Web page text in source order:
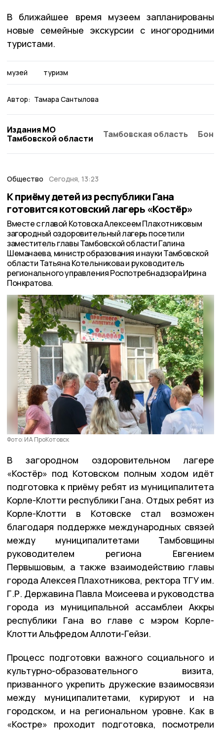
В ближайшее время музеем запланированы
новые семейные экскурсии с иногородними
туристами.
музей туризм
Автор: Тамара Сантылова
Издания МО
Тамбовской области
Тамбовская область
Общество Сегодня, 13:23
К приёму детей из республики Гана
готовится котовский лагерь «Костёр»
Вместе с главой Котовска Алексеем Плахотниковым
загородный оздоровительный лагерь посетили
заместитель главы Тамбовской области Галина
Шеманаева, министр образования и науки Тамбовской
области Татьяна Котельникова и руководитель
регионального управления Роспотребнадзора Ирина
Понкратова.
Фото: ИА ПроКотовск
В загородном оздоровительном лагере
«Костёр» под Котовском полным ходом идёт
подготовка к приёму ребят из муниципалитета
Корле-Клотти республики Гана. Отдых ребят из
Корле-Клотти в Котовске стал возможен
благодаря поддержке международных связей
между муниципалитетами Тамбовщины
руководителем региона Евгением
Первышовым, а также взаимодействию главы
города Алексея Плахотникова, ректора ТГУ им.
Г.Р. Державина Павла Моисеева и руководства
города из муниципальной ассамблеи Аккры
республики Гана во главе с мэром Корле-
Клотти Альфредом Аллоти-Гейзи.
Процесс подготовки важного социального и
культурно-образовательного визита,
призванного укрепить дружеские взаимосвязи
между муниципалитетами, курируют и на
городском, и на региональном уровне. Как в
«Костре» проходит подготовка, посмотрели